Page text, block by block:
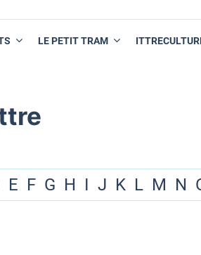
LE PETIT TRAM
E F G H I J K L M N